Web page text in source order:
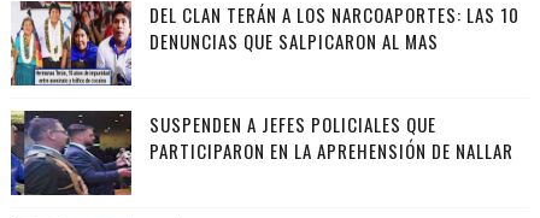
DEL CLAN TERÁN A LOS NARCOAPORTES: LAS 10
DENUNCIAS QUE SALPICARON AL MAS
SUSPENDEN A JEFES POLICIALES QUE
PARTICIPARON EN LA APREHENSIÓN DE NALLAR